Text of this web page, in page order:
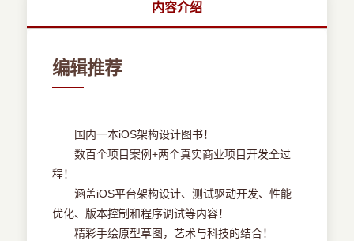
内容介绍
编辑推荐
国内一本iOS架构设计图书！
数百个项目案例+两个真实商业项目开发全过
程！
涵盖iOS平台架构设计、测试驱动开发、性能
优化、版本控制和程序调试等内容！
精彩手绘原型草图，艺术与科技的结合！